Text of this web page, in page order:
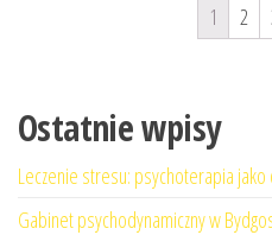
1 2
Ostatnie wpisy
Leczenie stresu: psychoterapia
Gabinet psychodynamiczny w